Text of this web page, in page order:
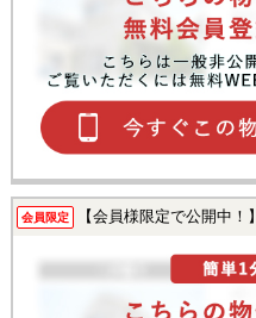
会員限定 【会員様限定で公開中！】